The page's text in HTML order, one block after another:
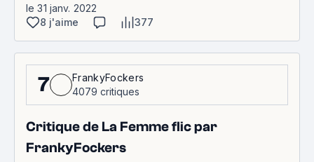
le 31 janv. 2022
8 j'aime
377
7
FrankyFockers
4079 critiques
Critique de La Femme flic par
FrankyFockers